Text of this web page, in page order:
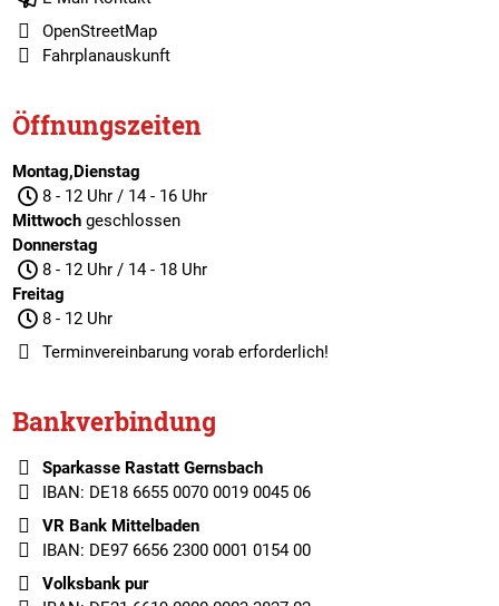
OpenStreetMap
Fahrplanauskunft
Öffnungszeiten
Montag,Dienstag
8 - 12 Uhr / 14 - 16 Uhr
Mittwochgeschlossen
Donnerstag
8 - 12 Uhr / 14 - 18 Uhr
Freitag
8 - 12 Uhr
Terminvereinbarungvorab erforderlich!
Bankverbindung
Sparkasse Rastatt Gernsbach
IBAN: DE18 6655 0070 0019 0045 06
VR Bank Mittelbaden
IBAN: DE97 6656 2300 0001 0154 00
Volksbank pur